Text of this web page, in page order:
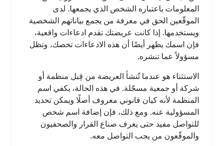
المعلومات باعتباره الشخص الذي يجمعها. لدى
الموقّعين الحق في معرفة من يجمع بياناتهم الشخصية
ويستخدمها. إذا كانت عريضتك تقدم ادعاءات واقعية،
فإن اسمك يظهر أيضًا أن هذه الادعاءات تخصك، وتظل
مسؤولاً عما تنشره.
الاستثناء هو عندما تُنشأ العريضة من قِبل منظمة أو
شركة أو جمعية مسجّلة. في هذه الحالة، يكفي اسم
المنظمة لأنه كيان قانوني معروف أصلًا ويمكن تحديد
المسؤولية عنه. ومع ذلك، فإن إضافة اسم شخص
للتواصل مفيد حتى يعرف صناع القرار والصحفيون
والموقّعون من يجب التواصل معه.